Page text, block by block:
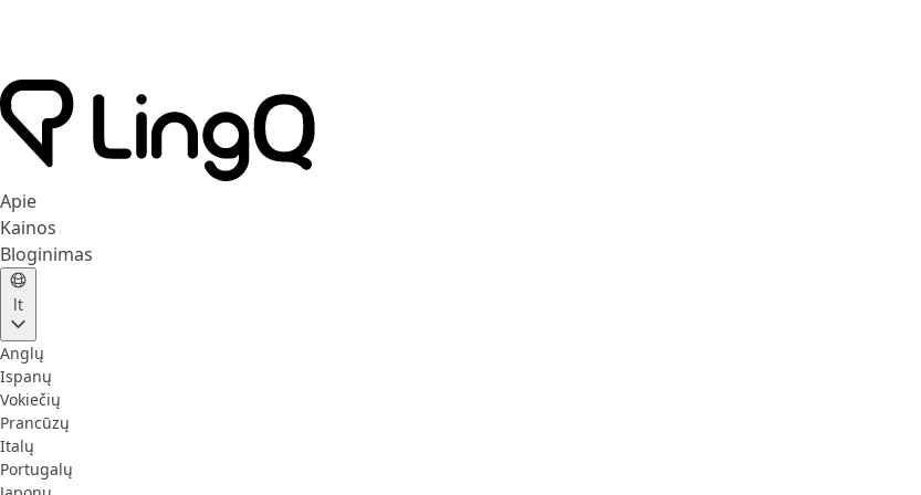
Apie
Kainos
Bloginimas
lt
Anglų
Ispanų
Vokiečių
Prancūzų
Italų
Portugalų